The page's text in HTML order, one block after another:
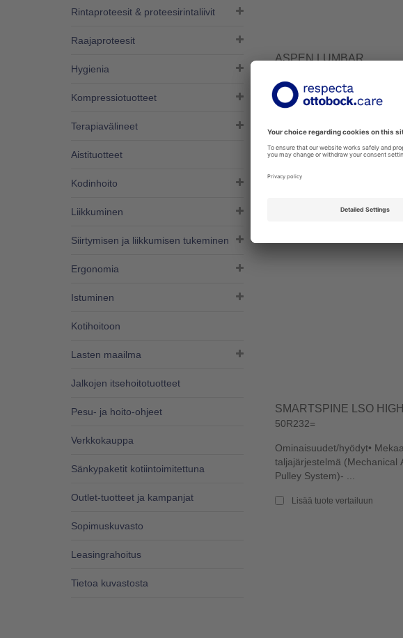
Rintaproteesit & proteesirintaliivit​
Raajaproteesit
Hygienia
Kompressiotuotteet
Terapiavälineet
Aistituotteet
Kodinhoito
Liikkuminen
Siirtymisen ja liikkumisen tukeminen
Ergonomia
Istuminen
Kotihoitoon
Lasten maailma
Jalkojen itsehoitotuotteet
Pesu- ja hoito-ohjeet
Verkkokauppa
Sänkypaketit kotiintoimitettuna
Outlet-tuotteet ja kampanjat
Sopimuskuvasto
Leasingrahoitus
Tietoa kuvastosta
ASPEN LUMBAR
Aspen -lannerangan ortoosi
lievittämään akuuttien
Lisää tuote vertailuun
SMARTSPINE LSO HIGH
50R232=
Ominaisuudet/hyödyt•
taljajärjestelmä (Mechanical
Pulley System)- ...
Lisää tuote vertailuun